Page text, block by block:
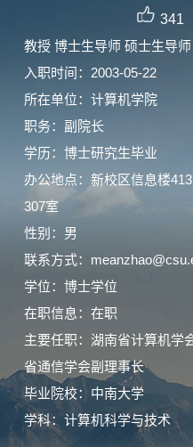
341
教授 博士生导师 硕士生导师
入职时间：2003-05-22
所在单位：计算机学院
职务：副院长
学历：博士研究生毕业
办公地点：新校区信息楼
307室
性别：男
联系方式：
学位：博士学位
在职信息：在职
主要任职：湖南省计算机学
省通信学会副理事长
毕业院校：中南大学
学科：计算机科学与技术